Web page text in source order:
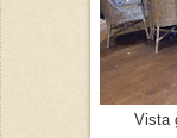
Vista